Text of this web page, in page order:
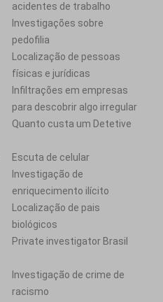
acidentes de trabalho
Investigações sobre
pedofilia
Localização de pessoas
físicas e jurídicas
Infiltrações em empresas
para descobrir algo irregular
Quanto custa um Detetive
Escuta de celular
Investigação de
enriquecimento ilícito
Localização de pais
biológicos
Private investigator Brasil
Investigação de crime de
racismo